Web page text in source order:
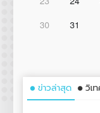
30
31
ข่าวล่าสุด วิเ